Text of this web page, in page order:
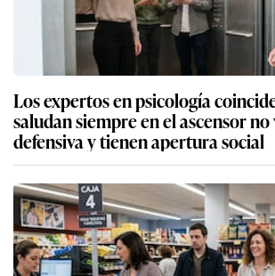
Los expertos en psicología
saludan siempre en el ascensor no
defensiva y tienen apertura social